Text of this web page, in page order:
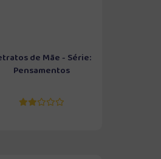
de Mãe - Série:
Pensamentos